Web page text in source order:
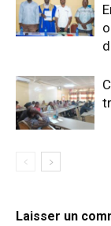
Laisser un